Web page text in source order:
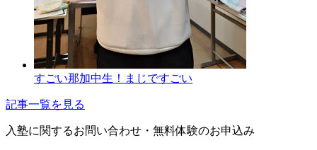
すごい那加中生！まじですごい
記事一覧を見る
入塾に関するお問い合わせ・ 無料体験のお申込み